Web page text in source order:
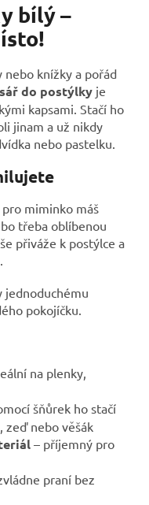
bílý –
nebo knížky a pořád
do postýlky je
kapsami. Stačí ho
jinam a už nikdy
nebo pastelku.
miminko máš
třeba oblíbenou
přiváže k postýlce a
jednoduchému
pokojíčku.
na plenky,
šňůrek ho stačí
zeď nebo věšák
– příjemný pro
praní bez